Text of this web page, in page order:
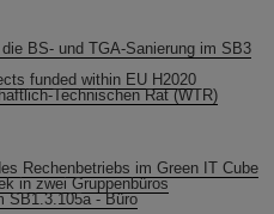
BS- und TGA-Sanierung im SB3
funded within EU H2020
Technischen Rat (WTR)
Rechenbetriebs im Green IT Cube
in zwei Gruppenbüros
SB1.3.105a - Büro